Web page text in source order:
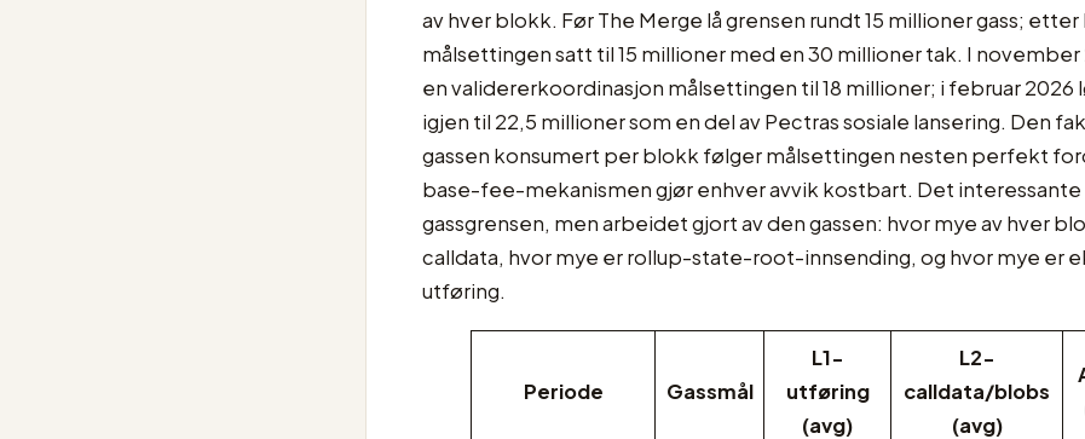
av hver blokk. Før The Merge lå grensen rundt 15 millioner gass; etter
målsettingen satt til 15 millioner med en 30 millioner tak. I
en validererkoordinasjon målsettingen til 18 millioner; i februar
igjen til 22,5 millioner som en del av Pectras sosiale lansering. Den
gassen konsumert per blokk følger målsettingen nesten perfekt
base-fee-mekanismen gjør enhver avvik kostbart. Det interessante
gassgrensen, men arbeidet gjort av den gassen: hvor mye av hver
calldata, hvor mye er rollup-state-root-innsending, og hvor mye er
utføring.
Periode Gassmål
L1-
utføring
(avg)
L2-
calldata/blobs
(avg)